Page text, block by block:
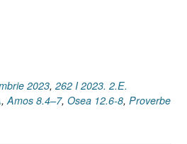
2023, 262 I 2023. 2.E.
,Amos 8.4–7, Osea 12.6-8, Proverbe